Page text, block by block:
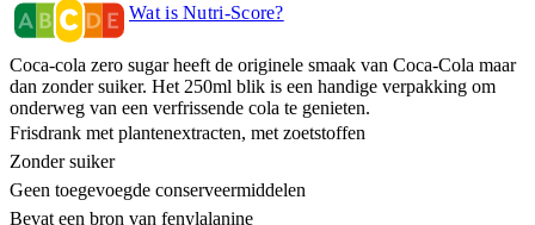
Wat is Nutri-Score?
Coca-cola zero sugar heeft de originele smaak van Coca-Cola maar
dan zonder suiker. Het 250ml blik is een handige verpakking om
onderweg van een verfrissende cola te genieten.
Frisdrank met plantenextracten, met zoetstoffen
Zonder suiker
Geen toegevoegde conserveermiddelen
Bevat een bron van fenylalanine